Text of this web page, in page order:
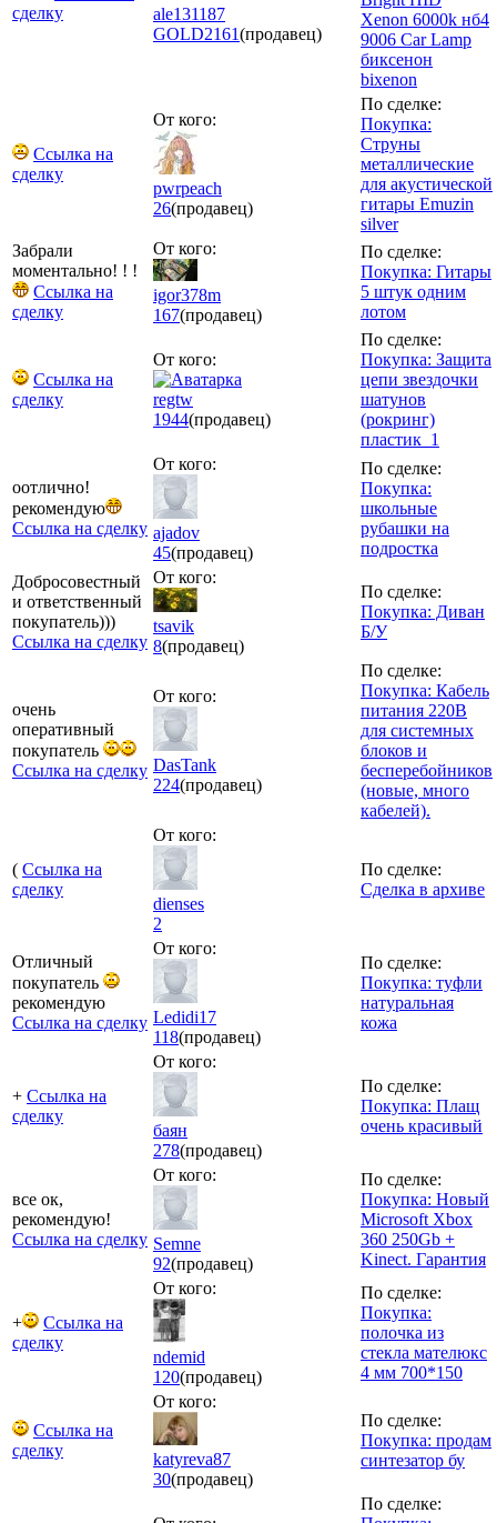
сделку
ale131187
GOLD2161(продавец)
Xenon 6000k нб4
9006 Car Lamp
биксенон
bixenon
Ссылка на
сделку
От кого:
pwrpeach
26(продавец)
По сделке:
Покупка:
Струны
металлические
для акустической
гитары Emuzin
silver
Забрали
моментально! ! !
Ссылка на
сделку
От кого:
igor378m
167(продавец)
По сделке:
Покупка: Гитары
5 штук одним
лотом
Ссылка на
сделку
От кого:
regtw
1944(продавец)
По сделке:
Покупка: Защита
цепи звездочки
шатунов
(рокринг)
пластик_1
оотлично!
рекомендую
Ссылка на сделку
От кого:
ajadov
45(продавец)
По сделке:
Покупка:
школьные
рубашки на
подростка
Добросовестный
и ответственный
покупатель)))
Ссылка на сделку
От кого:
tsavik
8(продавец)
По сделке:
Покупка: Диван
Б/У
очень
оперативный
покупатель
Ссылка на сделку
От кого:
DasTank
224(продавец)
По сделке:
Покупка: Кабель
питания 220В
для системных
блоков и
бесперебойников
(новые, много
кабелей).
( Ссылка на
сделку
От кого:
dienses
2
По сделке:
Сделка в архиве
Отличный
покупатель
рекомендую
Ссылка на сделку
От кого:
Ledidi17
118(продавец)
По сделке:
Покупка: туфли
натуральная
кожа
+ Ссылка на
сделку
От кого:
баян
278(продавец)
По сделке:
Покупка: Плащ
очень красивый
все ок,
рекомендую!
Ссылка на сделку
От кого:
Semne
92(продавец)
По сделке:
Покупка: Новый
Microsoft Xbox
360 250Gb +
Kinect. Гарантия
+
Ссылка на
сделку
От кого:
ndemid
120(продавец)
По сделке:
Покупка:
полочка из
стекла мателюкс
4 мм 700*150
Ссылка на
сделку
От кого:
katyreva87
30(продавец)
По сделке:
Покупка: продам
синтезатор бу
По сделке: